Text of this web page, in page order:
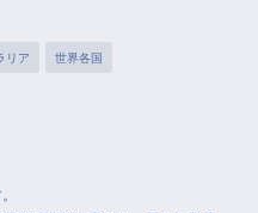
リア 世界各国